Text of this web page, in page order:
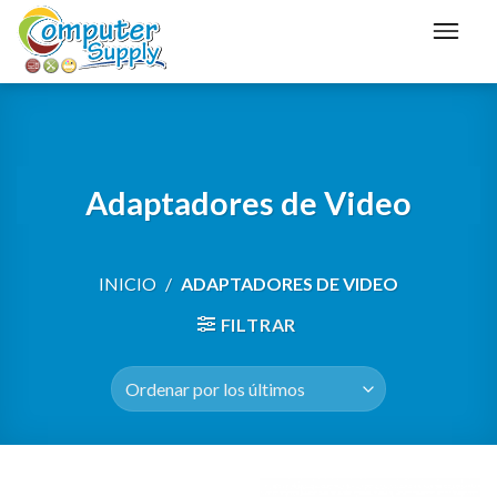
Adaptadores de Video
INICIO / ADAPTADORES DE VIDEO
FILTRAR